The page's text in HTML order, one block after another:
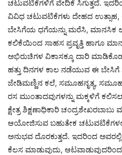
ಚಟುವಟಿಕೆಗಳಿಗೆ ವೇದಿಕೆ ಸಿಗುತ್ತದೆ.
ವಿವಿಧ ಚಟುವಟಿಕೆಗಳು ದೇಹದ ಉತ್ಸಾಹ,
ಬೇಸಿಗೆಯ ಧಗೆಯನ್ನು ಮರೆಸಿ, ಮಾನಸಿಕ
ಕಲಿಕೆಯಿಂದ ಸಾಹಸ ಪ್ರವೃತ್ತಿ ಹಾಗೂ
ಅಭಿರುಚಿಗಳ ವಿಕಾಸಕ್ಕೂ ದಾರಿ
ಹತ್ತು ದಿನಗಳ ಕಾಲ ನಡೆಯುವ ಈ ಬೇಸಿಗೆ
ಜೇಡಿಮಣ್ಣಿನ ಕಲೆ, ಸಮೂಹನೃತ್ಯ,
ರಸ ಮುಂತಾದವುಗಳನ್ನು ಮಕ್ಕಳಿಗೆ
ಕ್ಷೇತ್ರ ಶಿಕ್ಷಣಾಧಿಕಾರಿ
ಆಯೋಜಿಸುವ ಬಹುತೇಕ
ಅನುಭವ ದೊರಕುತ್ತದೆ. ಇದರಿಂದ ಅವರಲ್ಲಿ
ಕೆಲಸ ಮಾಡುವುದು, ಆಟವಾಡುವುದರಿಂದ